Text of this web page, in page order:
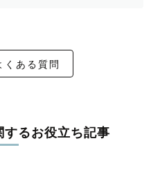
くある質問
するお役立ち記事